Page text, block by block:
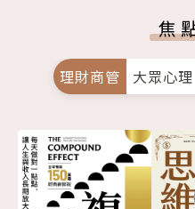
焦
理財商管 大眾心理